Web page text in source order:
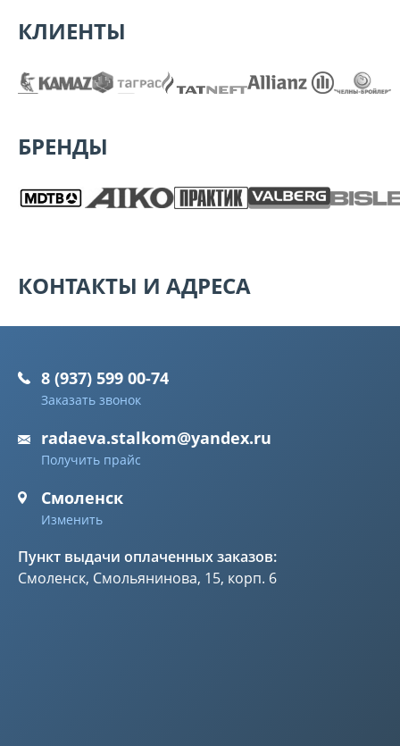
КЛИЕНТЫ
БРЕНДЫ
КОНТАКТЫ И АДРЕСА
8 (937) 599 00-74
Заказать звонок
radaeva.stalkom@yandex.ru
Получить прайс
Смоленск
Изменить
Пункт выдачи оплаченных заказов:
Смоленск, Смольянинова, 15, корп. 6